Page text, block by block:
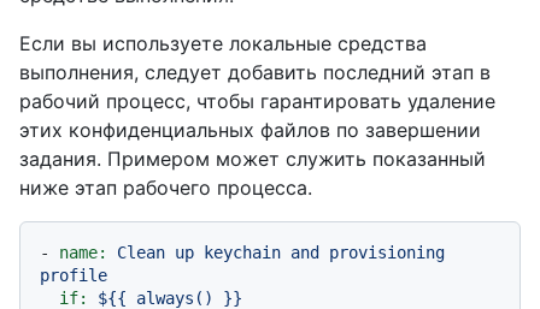
Если вы используете локальные средства
выполнения, следует добавить последний этап в
рабочий процесс, чтобы гарантировать удаление
этих конфиденциальных файлов по завершении
задания. Примером может служить показанный
ниже этап рабочего процесса.
- name: Clean up keychain and
provisioning
profile
if:
${{ always()
}}